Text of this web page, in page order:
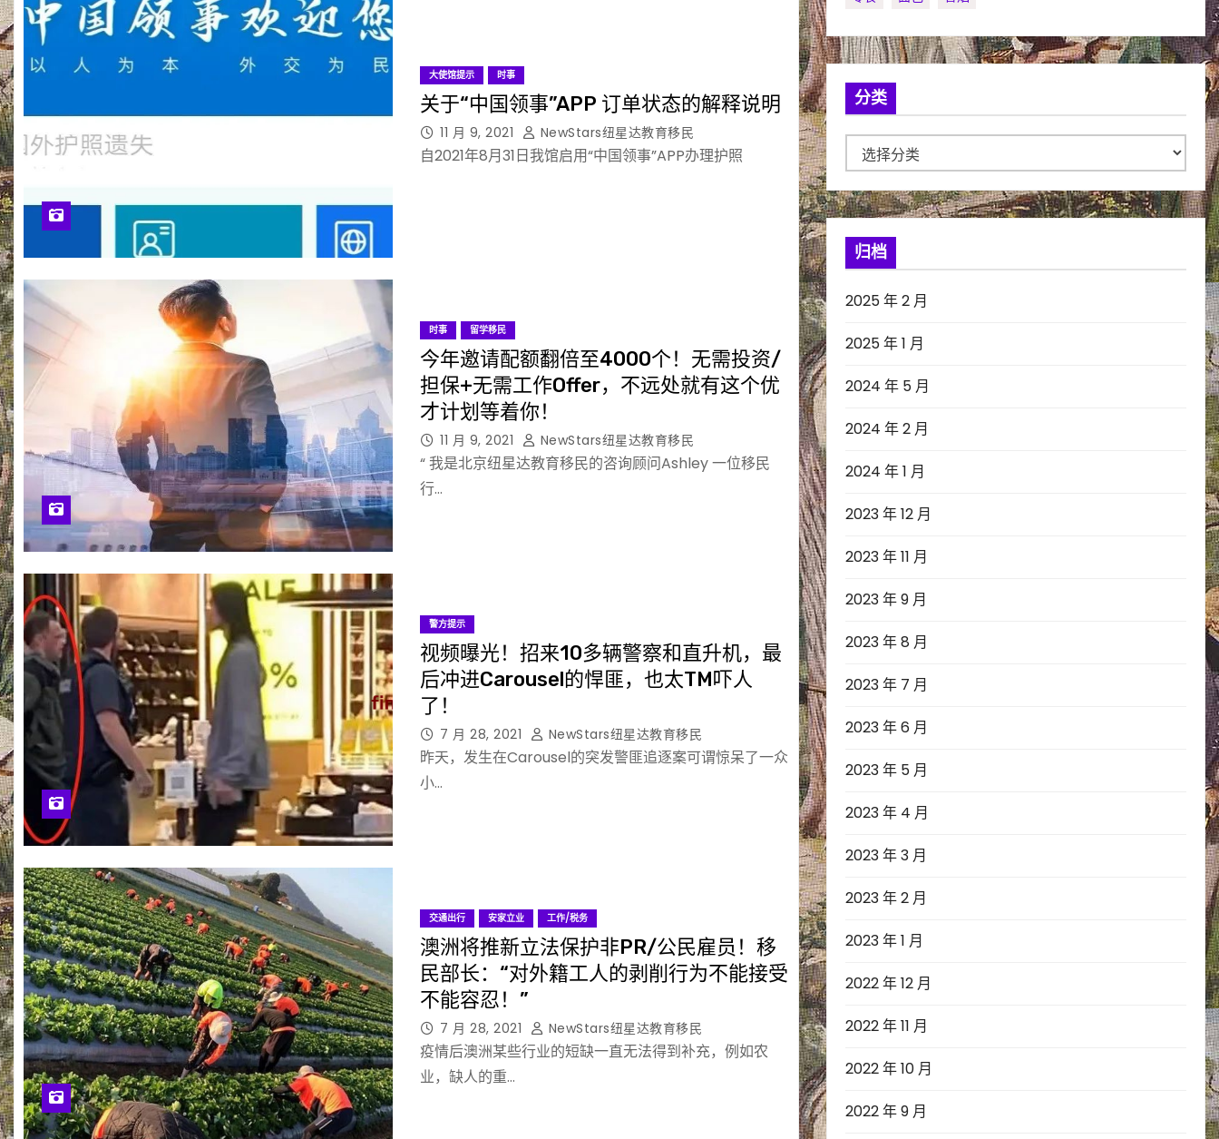
大使馆提示 时事
关于“中国领事”APP 订单状态的解释说明
11 月 9, 2021 NewStars纽星达教育移民
自2021年8月31日我馆启用“中国领事”APP办理护照
时事 留学移民
今年邀请配额翻倍至4000个！无需投资/
担保+无需工作Offer，不远处就有这个优
才计划等着你！
11 月 9, 2021 NewStars纽星达教育移民
“ 我是北京纽星达教育移民的咨询顾问Ashley 一位移民
行…
警方提示
视频曝光！招来10多辆警察和直升机，最
后冲进Carousel的悍匪，也太TM吓人
了！
7 月 28, 2021 NewStars纽星达教育移民
昨天，发生在Carousel的突发警匪追逐案可谓惊呆了一众
小…
交通出行 安家立业 工作/税务
澳洲将推新立法保护非PR/公民雇员！移
民部长：“对外籍工人的剥削行为不能接受
不能容忍！”
7 月 28, 2021 NewStars纽星达教育移民
疫情后澳洲某些行业的短缺一直无法得到补充，例如农
业，缺人的重…
分类
类
归档
2025 年 2 月
2025 年 1 月
2024 年 5 月
2024 年 2 月
2024 年 1 月
2023 年 12 月
2023 年 11 月
2023 年 9 月
2023 年 8 月
2023 年 7 月
2023 年 6 月
2023 年 5 月
2023 年 4 月
2023 年 3 月
2023 年 2 月
2023 年 1 月
2022 年 12 月
2022 年 11 月
2022 年 10 月
2022 年 9 月